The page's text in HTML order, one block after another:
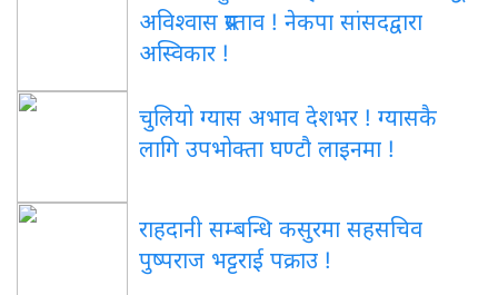
अविश्वास प्रस्ताव ! नेकपा सांसदद्वारा
अस्विकार !
चुलियो ग्यास अभाव देशभर ! ग्यासकै
लागि उपभोक्ता घण्टौ लाइनमा !
राहदानी सम्बन्धि कसुरमा सहसचिव
पुष्पराज भट्टराई पक्राउ !